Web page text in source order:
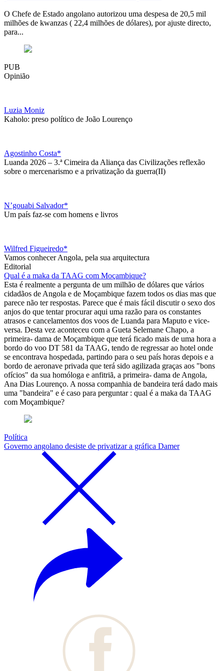
O Chefe de Estado angolano autorizou uma despesa de 20,5 mil
milhões de kwanzas ( 22,4 milhões de dólares), por ajuste directo,
para...
PUB
Opinião
Luzia Moniz
Kaholo: preso político de João Lourenço
Agostinho Costa*
Luanda 2026 – 3.ª Cimeira da Aliança das Civilizações reflexão
sobre o mercenarismo e a privatização da guerra(II)
N’gouabi Salvador*
Um país faz-se com homens e livros
Wilfred Figueiredo*
Vamos conhecer Angola, pela sua arquitectura
Editorial
Qual é a maka da TAAG com Moçambique?
Esta é realmente a pergunta de um milhão de dólares que vários
cidadãos de Angola e de Moçambique fazem todos os dias mas que
parece não ter respostas. Parece que é mais fácil discutir o sexo dos
anjos do que tentar procurar aqui uma razão para os constantes
atrasos e cancelamentos dos voos de Luanda para Maputo e vice-
versa. Desta vez aconteceu com a Gueta Selemane Chapo, a
primeira- dama de Moçambique que terá ficado mais de uma hora a
bordo do voo DT 581 da TAAG, tendo de regressar ao hotel onde
se encontrava hospedada, partindo para o seu país horas depois e a
bordo de aeronave privada que terá sido agilizada graças aos "bons
ofícios" da sua homóloga e anfitriã, a primeira- dama de Angola,
Ana Dias Lourenço. A nossa companhia de bandeira terá dado mais
uma "bandeira" e é caso para perguntar : qual é a maka da TAAG
com Moçambique?
Política
Governo angolano desiste de privatizar a gráfica Damer